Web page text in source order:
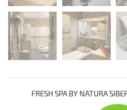
FRESH SPA BY NATURA